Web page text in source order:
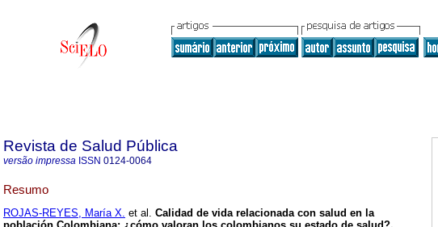
Revista de Salud Pública
versão impressa ISSN 0124-0064
Resumo
ROJAS-REYES, María X. et al. Calidad de vida relacionada con salud en la